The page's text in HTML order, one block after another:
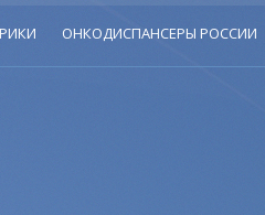
ОНКОДИСПАНСЕРЫ РОССИИ